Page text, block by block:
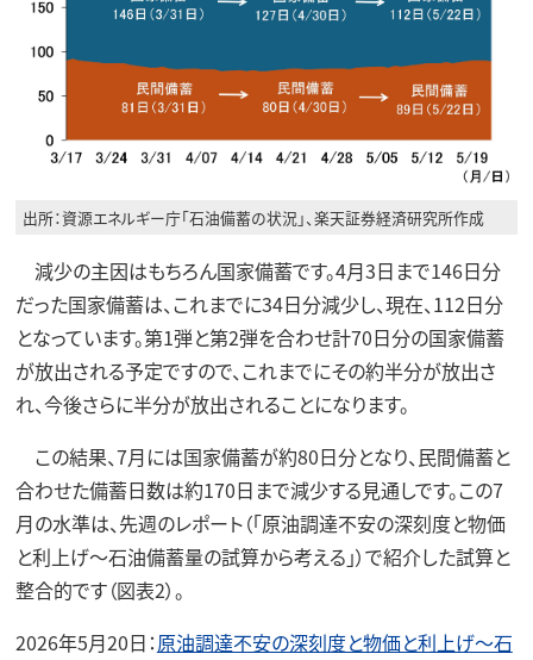
出所：資源エネルギー庁「石油備蓄の状況」、楽天証券経済研究所作成
減少の主因はもちろん国家備蓄です。4月3日まで146日分
だった国家備蓄は、これまでに34日分減少し、現在、112日分
となっています。第1弾と第2弾を合わせ計70日分の国家備蓄
が放出される予定ですので、これまでにその約半分が放出さ
れ、今後さらに半分が放出されることになります。
この結果、7月には国家備蓄が約80日分となり、民間備蓄と
合わせた備蓄日数は約170日まで減少する見通しです。この7
月の水準は、先週のレポート（「原油調達不安の深刻度と物価
と利上げ～石油備蓄量の試算から考える」）で紹介した試算と
整合的です（図表2）。
2026年5月20日：原油調達不安の深刻度と物価と利上げ～石